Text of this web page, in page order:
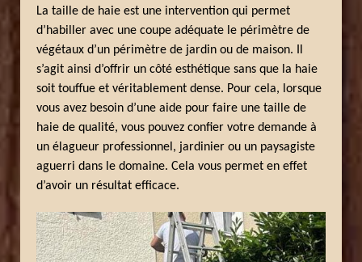
La taille de haie est une intervention qui permet
d’habiller avec une coupe adéquate le périmètre de
végétaux d’un périmètre de jardin ou de maison. Il
s’agit ainsi d’offrir un côté esthétique sans que la haie
soit touffue et véritablement dense. Pour cela, lorsque
vous avez besoin d’une aide pour faire une taille de
haie de qualité, vous pouvez confier votre demande à
un élagueur professionnel, jardinier ou un paysagiste
aguerri dans le domaine. Cela vous permet en effet
d’avoir un résultat efficace.